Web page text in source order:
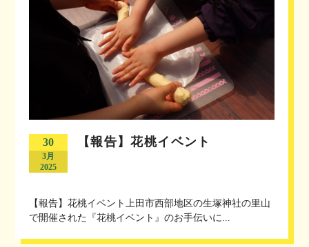
30
3月
2025
【報告】花桃イベント
【報告】花桃イベント上田市西部地区の生塚神社の里山
で開催された『花桃イベント』のお手伝いに...